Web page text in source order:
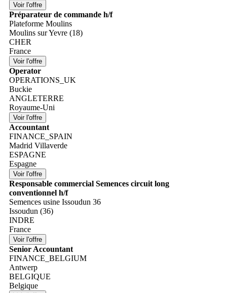
Préparateur de commande h/f
Plateforme Moulins
Moulins sur Yevre (18)
CHER
France
Operator
OPERATIONS_UK
Buckie
ANGLETERRE
Royaume-Uni
Accountant
FINANCE_SPAIN
Madrid Villaverde
ESPAGNE
Espagne
Responsable commercial Semences circuit long
conventionnel h/f
Semences usine Issoudun 36
Issoudun (36)
INDRE
France
Senior Accountant
FINANCE_BELGIUM
Antwerp
BELGIQUE
Belgique